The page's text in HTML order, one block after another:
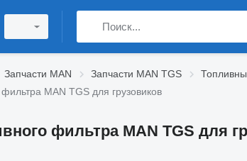
Запчасти MAN Запчасти MAN TGS
MAN TGS для грузовиков
фильтра MAN TGS для